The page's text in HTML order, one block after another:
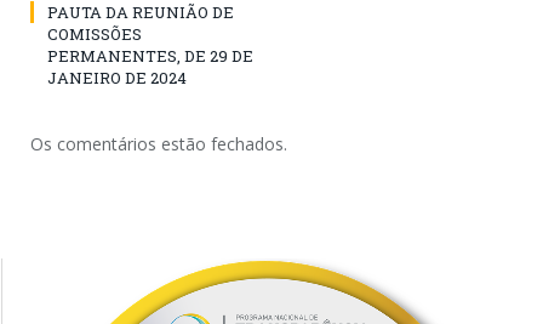
PAUTA DA REUNIÃO DE
COMISSÕES
PERMANENTES, DE 29 DE
JANEIRO DE 2024
Os comentários estão fechados.